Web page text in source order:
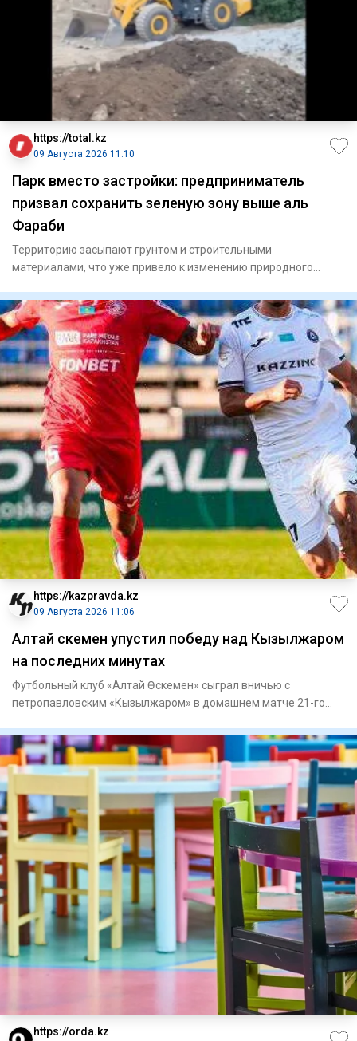
https://total.kz
09 Августа 2026 11:10
Парк вместо застройки: предприниматель
призвал сохранить зеленую зону выше аль
Фараби
Территорию засыпают грунтом и строительными
материалами, что уже привело к изменению природного
https://kazpravda.kz
09 Августа 2026 11:06
Алтай Өскемен упустил победу над Кызылжаром
на последних минутах
Футбольный клуб «Алтай Өскемен» сыграл вничью с
петропавловским «Кызылжаром» в домашнем матче 21-го
https://orda.kz